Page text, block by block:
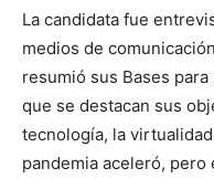
La candidata fue
medios de
resumió sus Bases
que se destacan sus
tecnología, la
pandemia aceleró, pero